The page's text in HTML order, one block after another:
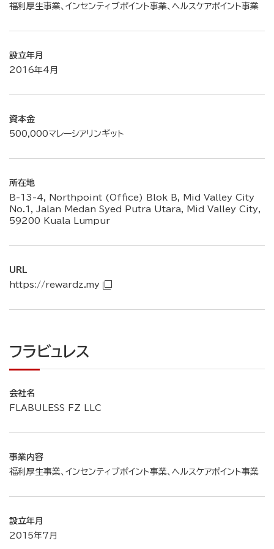
福利厚生事業、インセンティブポイント事業、ヘルスケアポイント事業
設立年月
2016年4月
資本金
500,000マレーシアリンギット
所在地
B-13-4, Northpoint (Office) Blok B, Mid Valley City
No.1, Jalan Medan Syed Putra Utara, Mid Valley City,
59200 Kuala Lumpur
URL
https://rewardz.my
フラビュレス
会社名
FLABULESS FZ LLC
事業内容
福利厚生事業、インセンティブポイント事業、ヘルスケアポイント事業
設立年月
2015年7月